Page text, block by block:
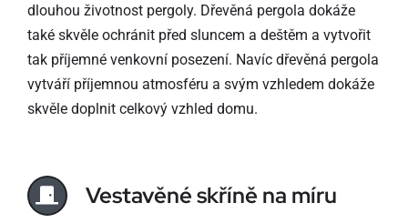
dlouhou životnost pergoly. Dřevěná pergola dokáže
také skvěle ochránit před sluncem a deštěm a vytvořit
tak příjemné venkovní posezení. Navíc dřevěná pergola
vytváří příjemnou atmosféru a svým vzhledem dokáže
skvěle doplnit celkový vzhled domu.
Vestavěné skříně na míru